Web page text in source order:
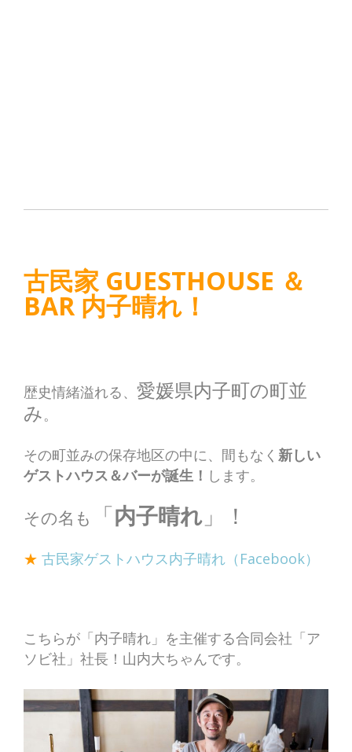
古民家 GUESTHOUSE ＆
BAR 内子晴れ！
歴史情緒溢れる、 愛媛県内子町の町並
み。
その町並みの保存地区の中に、間もなく 新しい
ゲストハウス＆バーが誕生！ します。
その名も 「内子晴れ 」！
★ 古民家ゲストハウス内子晴れ（Facebook）
こちらが「内子晴れ」を主催する合同会社「ア
ソビ社」社長！山内大ちゃんです。